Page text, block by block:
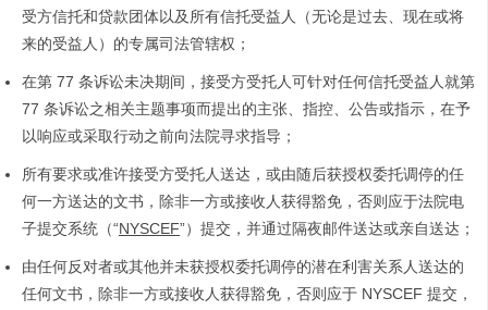
受方信托和贷款团体以及所有信托受益人（无论是过去、现在或将
来的受益人）的专属司法管辖权；
在第 77 条诉讼未决期间，接受方受托人可针对任何信托受益人就第
77 条诉讼之相关主题事项而提出的主张、指控、公告或指示，在予
以响应或采取行动之前向法院寻求指导；
所有要求或准许接受方受托人送达，或由随后获授权委托调停的任
何一方送达的文书，除非一方或接收人获得豁免，否则应于法院电
子提交系统（“NYSCEF”）提交，并通过隔夜邮件送达或亲自送达；
由任何反对者或其他并未获授权委托调停的潜在利害关系人送达的
任何文书，除非一方或接收人获得豁免，否则应于 NYSCEF 提交，